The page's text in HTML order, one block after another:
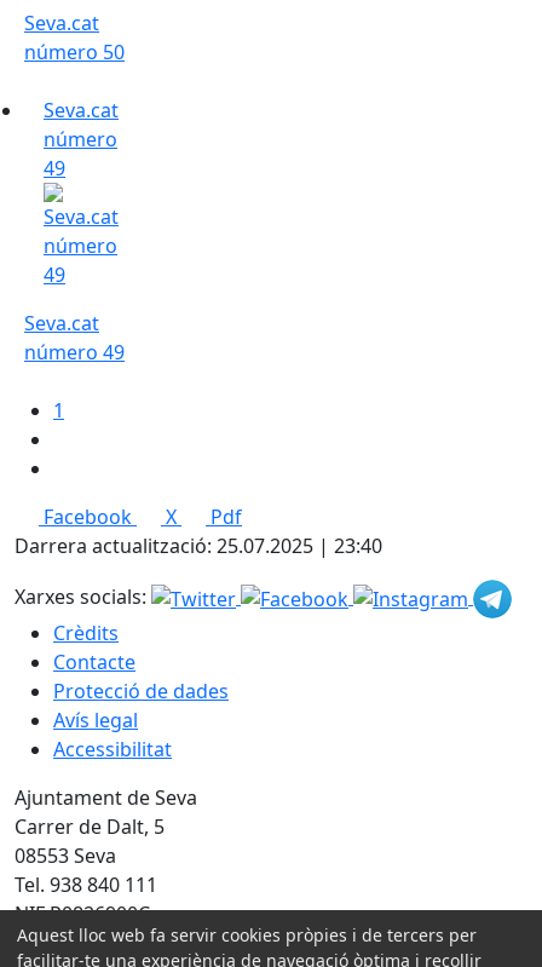
Seva.cat
número 50
Seva.cat
número
49
Seva.cat
número 49
1
Facebook X
Pdf
Darrera actualització: 25.07.2025 | 23:40
Xarxes socials:
Crèdits
Contacte
Protecció de dades
Avís legal
Accessibilitat
Ajuntament de Seva
Carrer de Dalt, 5
08553 Seva
Tel. 938 840 111
NIF P0826900C
Aquest lloc web fa servir cookies pròpies i de tercers per
facilitar-te una experiència de navegació òptima i recollir